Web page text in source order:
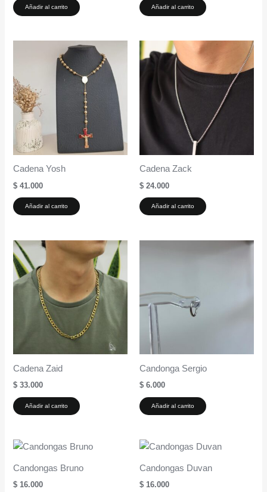
Añadir al carrito Añadir al carrito
Cadena Yosh
$ 41.000
Añadir al carrito
Cadena Zack
$ 24.000
Añadir al carrito
Cadena Zaid
$ 33.000
Añadir al carrito
Candonga Sergio
$ 6.000
Añadir al carrito
Candongas Bruno
$ 16.000
Candongas Duvan
$ 16.000